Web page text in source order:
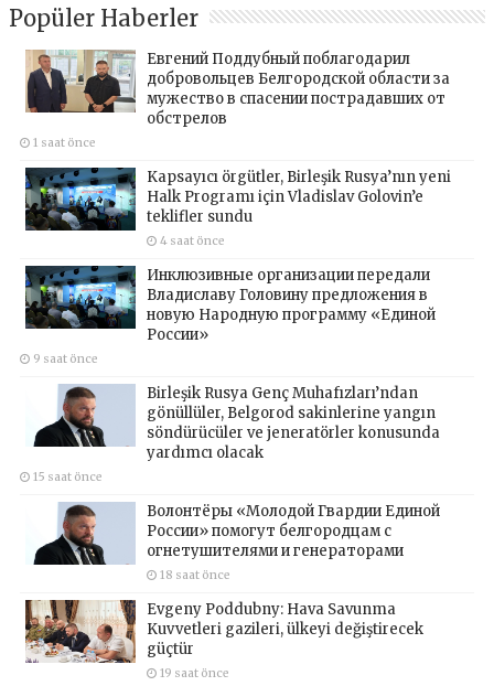
Popüler Haberler
Евгений Поддубный поблагодарил
добровольцев Белгородской области за
мужество в спасении пострадавших от
обстрелов
1 saat önce
Kapsayıcı örgütler, Birleşik Rusya’nın yeni
Halk Programı için Vladislav Golovin’e
teklifler sundu
4 saat önce
Инклюзивные организации передали
Владиславу Головину предложения в
новую Народную программу «Единой
России»
9 saat önce
Birleşik Rusya Genç Muhafızları’ndan
gönüllüler, Belgorod sakinlerine yangın
söndürücüler ve jeneratörler konusunda
yardımcı olacak
15 saat önce
Волонтёры «Молодой Гвардии Единой
России» помогут белгородцам с
огнетушителями и генераторами
18 saat önce
Evgeny Poddubny: Hava Savunma
Kuvvetleri gazileri, ülkeyi değiştirecek
güçtür
19 saat önce